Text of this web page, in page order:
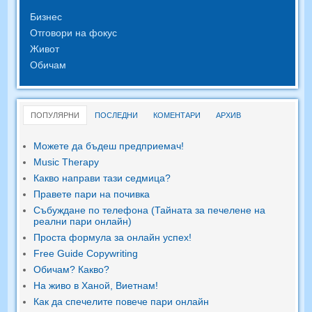
Бизнес
Отговори на фокус
Живот
Обичам
ПОПУЛЯРНИ ПОСЛЕДНИ КОМЕНТАРИ АРХИВ
Можете да бъдеш предприемач!
Music Therapy
Какво направи тази седмица?
Правете пари на почивка
Събуждане по телефона (Тайната за печелене на
реални пари онлайн)
Проста формула за онлайн успех!
Free Guide Copywriting
Обичам? Какво?
На живо в Ханой, Виетнам!
Как да спечелите повече пари онлайн